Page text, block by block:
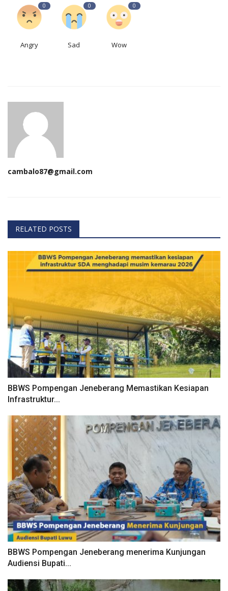
0
Angry
0
Sad
0
Wow
cambalo87@gmail.com
RELATED POSTS
BBWS Pompengan Jeneberang Memastikan Kesiapan
Infrastruktur...
BBWS Pompengan Jeneberang menerima Kunjungan
Audiensi Bupati...